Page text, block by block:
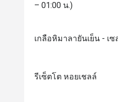
– 01:00 น.)
เกลือหิมาลายันเย็น - เ
รีเซ็ตโต หอยเชลล์